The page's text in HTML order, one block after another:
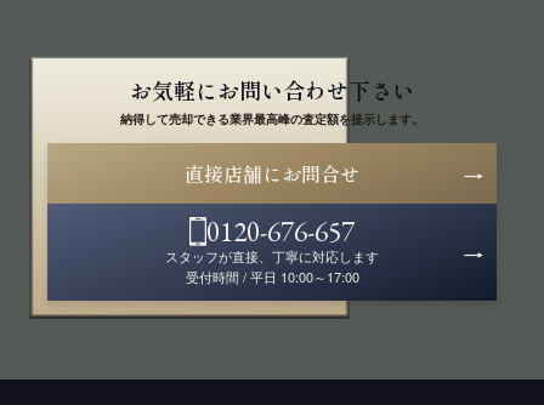
お気軽にお問い合わせ下さい
納得して売却できる業界最高峰の査定額を提示します。
直接店舗にお問合せ
0120-676-657
スタッフが直接、丁寧に対応します
受付時間 / 平日 10:00～17:00